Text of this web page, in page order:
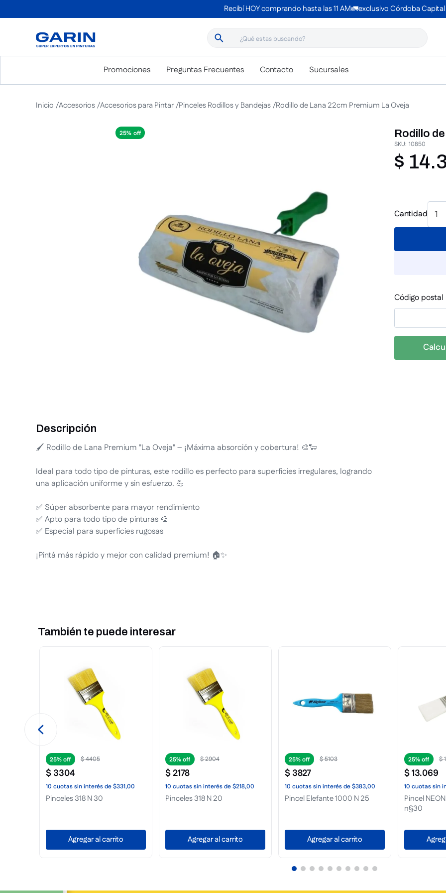
Recibí HOY comprando hasta las 11 AM🚛exclusivo Córdoba Capital
¿Qué estas buscando?
Promociones Preguntas Frecuentes Contacto Sucursales
Accesorios Accesorios para Pintar Pinceles Rodillos y Bandejas Rodillo de Lana 22cm Premium La Oveja
25%
Descripción
🖌️ Rodillo de Lana Premium "La Oveja" – ¡Máxima absorción y cobertura! 🎨🐑
Ideal para todo tipo de pinturas, este rodillo es perfecto para superficies irregulares, logrando
una aplicación uniforme y sin esfuerzo. 💪
✅ Súper absorbente para mayor rendimiento
✅ Apto para todo tipo de pinturas 🎨
✅ Especial para superficies rugosas
¡Pintá más rápido y mejor con calidad premium! 🏠✨
Rodillo
SKU: 10850
$ 14.
Cantidad 1
Código postal
También te puede interesar
25% $4405
$ 3304
10 cuotassin interésde$331,00
Pinceles 318 N 30
Agregar al carrito
25% $2904
$2178
10 cuotassin interésde$218,00
Pinceles 318 N 20
Agregar al carrito
25% $5103
$ 3827
10 cuotassin interésde$383,00
Pincel Elefante 1000 N 25
Agregar al carrito
25% $
$13.069
10 cuotassin
Pincel
n§30